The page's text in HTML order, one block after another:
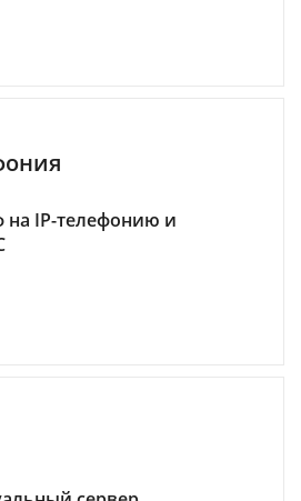
на IP-телефонию и